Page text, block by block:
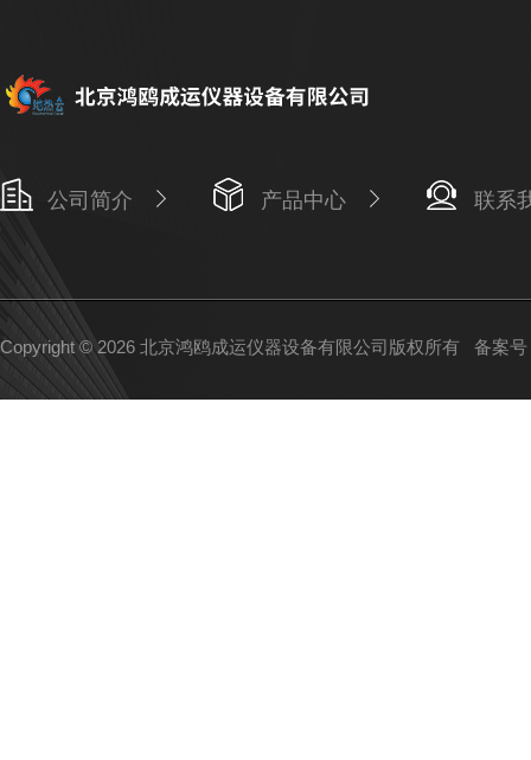
公司简介 产品中心 联系
Copyright © 2026 北京鸿鸥成运仪器设备有限公司版权所有 备案号